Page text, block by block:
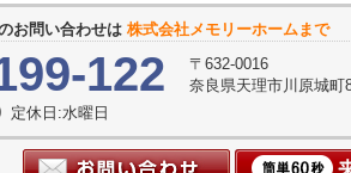
お問い合わせは 株式会社メモリーホームまで
122
〒632-0016
奈良県天理市川原城町
定休日:水曜日